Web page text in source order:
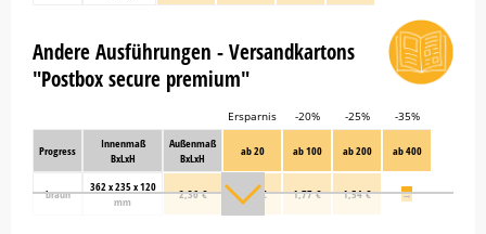
Andere Ausführungen - Versandkartons
"Postbox secure premium"
Ersparnis -20% -25% -35%
Progress
Innenmaß
BxLxH
Außenmaß
BxLxH
ab 20 ab 100 ab 200 ab 400
braun
362 x 235 x 120
mm
2,36 € 1,88 € 1,77 € 1,54 € →